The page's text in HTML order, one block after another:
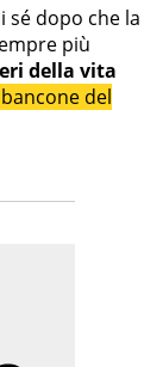
sé dopo che la
più
della vita
del